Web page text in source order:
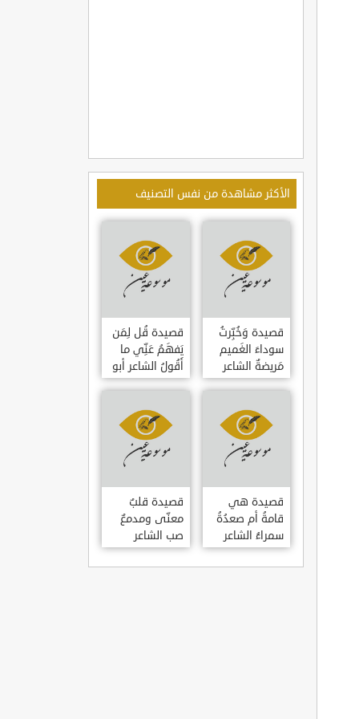
الأكثر مشاهدة من نفس التصنيف
قصيدة وَخُبِّرتُ
سوداءَ الغَميم
مَريضةٌ الشاعر
العوام بن عقبة
قصيدة قُل لِمَن
يَفهَمُ عَنِّي ما
أَقُولُ الشاعر أبو
حامد الغزالي
قصيدة هي
قامةُ أم صعدُةُ
سمراءُ الشاعر
سيف الدين
المشد
قصيدة قلبٌ
معنّى ومدمعٌ
صب الشاعر
سيف الدين
المشد